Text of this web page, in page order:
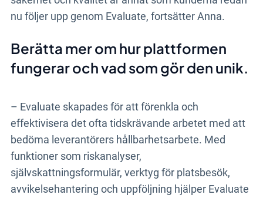
nu följer upp genom Evaluate, fortsätter Anna.
Berätta mer om hur plattformen
fungerar och vad som gör den unik.
– Evaluate skapades för att förenkla och
effektivisera det ofta tidskrävande arbetet med att
bedöma leverantörers hållbarhetsarbete. Med
funktioner som riskanalyser,
självskattningsformulär, verktyg för platsbesök,
avvikelsehantering och uppföljning hjälper Evaluate